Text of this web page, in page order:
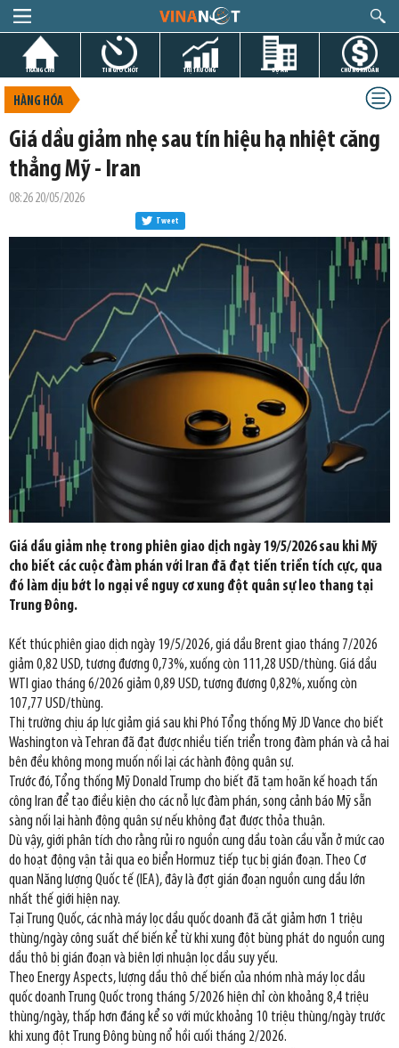
TRANG CHỦ TIN GIỜ CHÓT THỊ TRƯỜNG DỰ ÁN CHỨNG KHOÁN
HÀNG HÓA
Giá dầu giảm nhẹ sau tín hiệu hạ nhiệt căng
thẳng Mỹ - Iran
08:26 20/05/2026
Tweet
Giá dầu giảm nhẹ trong phiên giao dịch ngày 19/5/2026 sau khi Mỹ
cho biết các cuộc đàm phán với Iran đã đạt tiến triển tích cực, qua
đó làm dịu bớt lo ngại về nguy cơ xung đột quân sự leo thang tại
Trung Đông.
Kết thúc phiên giao dịch ngày 19/5/2026, giá dầu Brent giao tháng 7/2026
giảm 0,82 USD, tương đương 0,73%, xuống còn 111,28 USD/thùng. Giá dầu
WTI giao tháng 6/2026 giảm 0,89 USD, tương đương 0,82%, xuống còn
107,77 USD/thùng.
Thị trường chịu áp lực giảm giá sau khi Phó Tổng thống Mỹ JD Vance cho biết
Washington và Tehran đã đạt được nhiều tiến triển trong đàm phán và cả hai
bên đều không mong muốn nối lại các hành động quân sự.
Trước đó, Tổng thống Mỹ Donald Trump cho biết đã tạm hoãn kế hoạch tấn
công Iran để tạo điều kiện cho các nỗ lực đàm phán, song cảnh báo Mỹ sẵn
sàng nối lại hành động quân sự nếu không đạt được thỏa thuận.
Dù vậy, giới phân tích cho rằng rủi ro nguồn cung dầu toàn cầu vẫn ở mức cao
do hoạt động vận tải qua eo biển Hormuz tiếp tục bị gián đoạn. Theo Cơ
quan Năng lượng Quốc tế (IEA), đây là đợt gián đoạn nguồn cung dầu lớn
nhất thế giới hiện nay.
Tại Trung Quốc, các nhà máy lọc dầu quốc doanh đã cắt giảm hơn 1 triệu
thùng/ngày công suất chế biến kể từ khi xung đột bùng phát do nguồn cung
dầu thô bị gián đoạn và biên lợi nhuận lọc dầu suy yếu.
Theo Energy Aspects, lượng dầu thô chế biến của nhóm nhà máy lọc dầu
quốc doanh Trung Quốc trong tháng 5/2026 hiện chỉ còn khoảng 8,4 triệu
thùng/ngày, thấp hơn đáng kể so với mức khoảng 10 triệu thùng/ngày trước
khi xung đột Trung Đông bùng nổ hồi cuối tháng 2/2026.